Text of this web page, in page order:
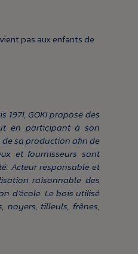
pas aux enfants de
GOKI propose des
en participant à son
sa production afin de
et fournisseurs sont
Acteur responsable et
raisonnable des
d’école. Le bois utilisé
noyers, tilleuls, frênes,